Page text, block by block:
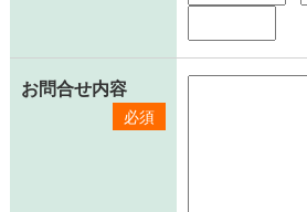
お問合せ内容
必須